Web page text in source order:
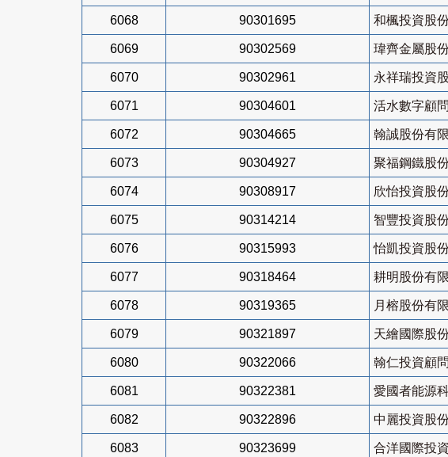
6068 90301695 和楓投資股
6069 90302569 瑋齊金屬股
6070 90302961 永祥瑞投資
6071 90304601 活水數字顧
6072 90304665 翰誠股份有
6073 90304927 聚福鋼鐵股
6074 90308917 欣怡投資股
6075 90314214 智豐投資股
6076 90315993 怡凱投資股
6077 90318464 耕明股份有
6078 90319365 月榕股份有
6079 90321897 天繪國際股
6080 90322066 翰仁投資顧
6081 90322381 愛國者能源
6082 90322896 中麗投資股
6083 90323699 合洋國際投